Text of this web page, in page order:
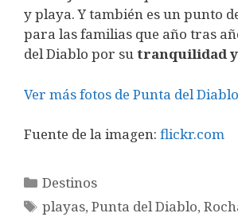
y playa. Y también es un punto
para las familias que año tras
del Diablo por sutranquilidad
Ver más fotos de Punta del Diablo
Fuente de la imagen: flickr.com
Categorías
Destinos
Etiquetas
playas,Punta del Diablo,